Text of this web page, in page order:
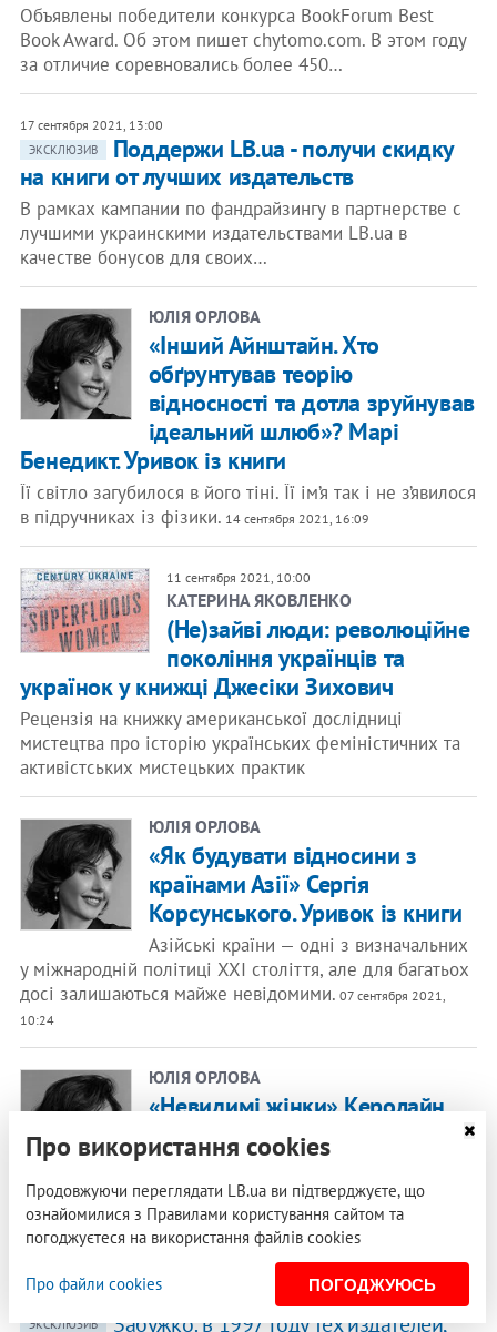
Объявлены победители конкурса BookForum Best
Book Award. Об этом пишет chytomo.com. В этом году
за отличие соревновались более 450…
17 сентября 2021, 13:00
ЭКСКЛЮЗИВ
Поддержи LB.ua - получи скидку
на книги от лучших издательств
В рамках кампании по фандрайзингу в партнерстве с
лучшими украинскими издательствами LB.ua в
качестве бонусов для своих…
ЮЛІЯ ОРЛОВА
«Інший Айнштайн. Хто
обґрунтував теорію
відносності та дотла зруйнував
ідеальний шлюб»? Марі
Бенедикт. Уривок із книги
Її світло загубилося в його тіні. Її ім’я так і не з’явилося
в підручниках із фізики. 14 сентября 2021, 16:09
11 сентября 2021, 10:00
КАТЕРИНА ЯКОВЛЕНКО
(Не)зайві люди: революційне
покоління українців та
українок у книжці Джесіки Зихович
Рецензія на книжку американської дослідниці
мистецтва про історію українських феміністичних та
активістських мистецьких практик
ЮЛІЯ ОРЛОВА
«Як будувати відносини з
країнами Азії» Сергія
Корсунського. Уривок із книги
Азійські країни — одні з визначальних
у міжнародній політиці XXI століття, але для багатьох
досі залишаються майже невідомими. 07 сентября 2021,
10:24
ЮЛІЯ ОРЛОВА
«Невидимі жінки» Керолайн
Кріадо Перес. Уривок із книги
чоловічі потреби, некомфортні, ба
більше — небезпечні для жінок. Але так буде не
завжди.31 августа 2021, 11:19
ЭКСКЛЮЗИВ Забужко: в 1997 году тех издателей,
Про використання cookies
Продовжуючи переглядати LB.ua ви підтверджуєте, що
ознайомилися з Правилами користування сайтом та
погоджуєтеся на використання файлів cookies
Про файли cookies ПОГОДЖУЮСЬ